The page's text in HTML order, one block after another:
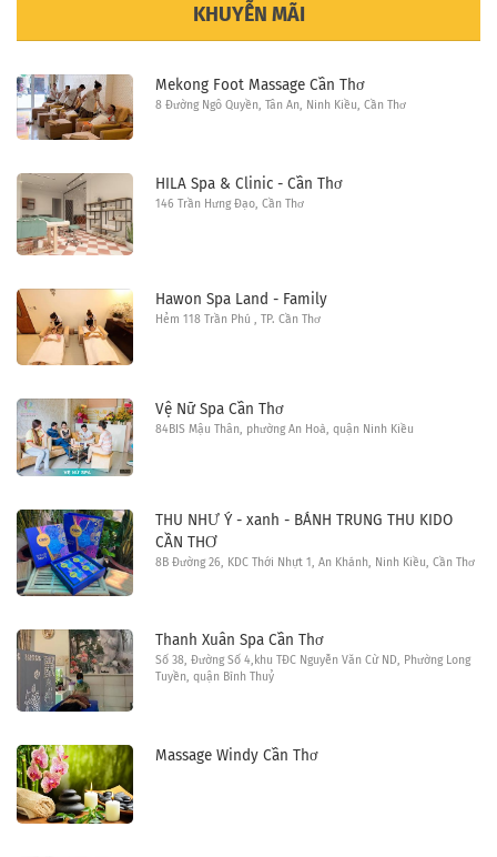
KHUYỄN MÃI
Mekong Foot Massage Cần Thơ
8 Đường Ngô Quyền, Tân An, Ninh Kiều, Cần Thơ
HILA Spa & Clinic - Cần Thơ
146 Trần Hưng Đạo, Cần Thơ
Hawon Spa Land - Family
Hẻm 118 Trần Phú , TP. Cần Thơ
Vệ Nữ Spa Cần Thơ
84BIS Mậu Thân, phường An Hoà, quận Ninh Kiều
THU NHƯ Ý - xanh - BÁNH TRUNG THU KIDO
CẦN THƠ
8B Đường 26, KDC Thới Nhựt 1, An Khánh, Ninh Kiều, Cần Thơ
Thanh Xuân Spa Cần Thơ
Số 38, Đường Số 4,khu TĐC Nguyễn Văn Cừ ND, Phường Long
Tuyền, quận Bình Thuỷ
Massage Windy Cần Thơ